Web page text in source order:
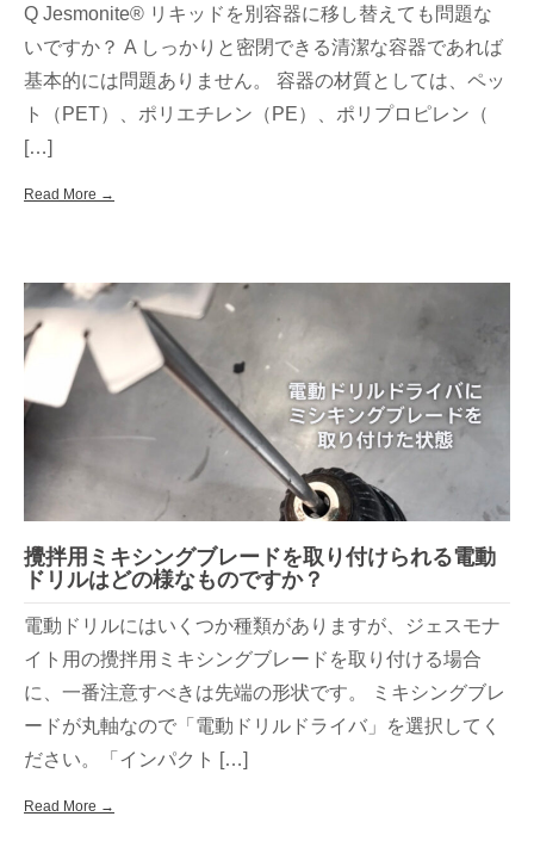
Q Jesmonite® リキッドを別容器に移し替えても問題な
いですか？ A しっかりと密閉できる清潔な容器であれば
基本的には問題ありません。 容器の材質としては、ペッ
ト（PET）、ポリエチレン（PE）、ポリプロピレン（
[…]
Read More →
攪拌用ミキシングブレードを取り付けられる電動
ドリルはどの様なものですか？
電動ドリルにはいくつか種類がありますが、ジェスモナ
イト用の攪拌用ミキシングブレードを取り付ける場合
に、一番注意すべきは先端の形状です。 ミキシングブレ
ードが丸軸なので「電動ドリルドライバ」を選択してく
ださい。「インパクト […]
Read More →